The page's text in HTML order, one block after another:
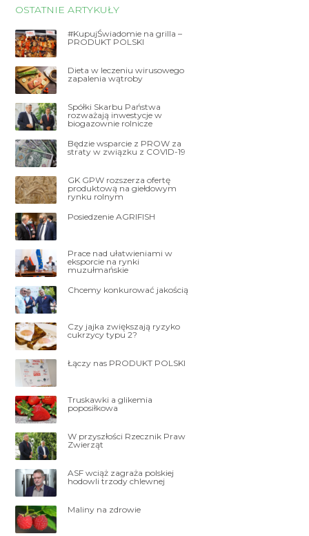
OSTATNIE ARTYKUŁY
#KupujŚwiadomie na grilla –
PRODUKT POLSKI
Dieta w leczeniu wirusowego
zapalenia wątroby
Spółki Skarbu Państwa
rozważają inwestycje w
biogazownie rolnicze
Będzie wsparcie z PROW za
straty w związku z COVID-19
GK GPW rozszerza ofertę
produktową na giełdowym
rynku rolnym
Posiedzenie AGRIFISH
Prace nad ułatwieniami w
eksporcie na rynki
muzułmańskie
Chcemy konkurować jakością
Czy jajka zwiększają ryzyko
cukrzycy typu 2?
Łączy nas PRODUKT POLSKI
Truskawki a glikemia
poposiłkowa
W przyszłości Rzecznik Praw
Zwierząt
ASF wciąż zagraża polskiej
hodowli trzody chlewnej
Maliny na zdrowie